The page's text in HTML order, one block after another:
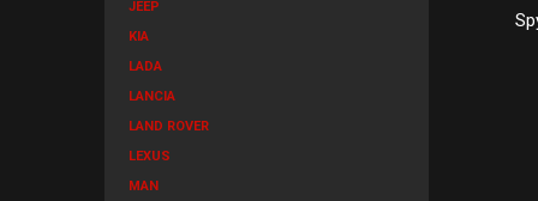
JEEP
KIA
LADA
LANCIA
LAND ROVER
LEXUS
MAN